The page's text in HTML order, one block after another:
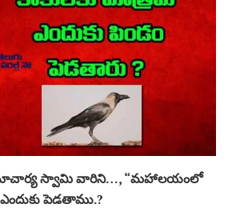
స్వామి వారిని…, “మహాలయంలో
పెడతాము.?